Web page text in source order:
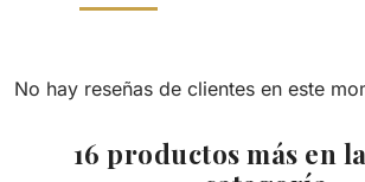
No hay reseñas de clientes en este
16 productos más en